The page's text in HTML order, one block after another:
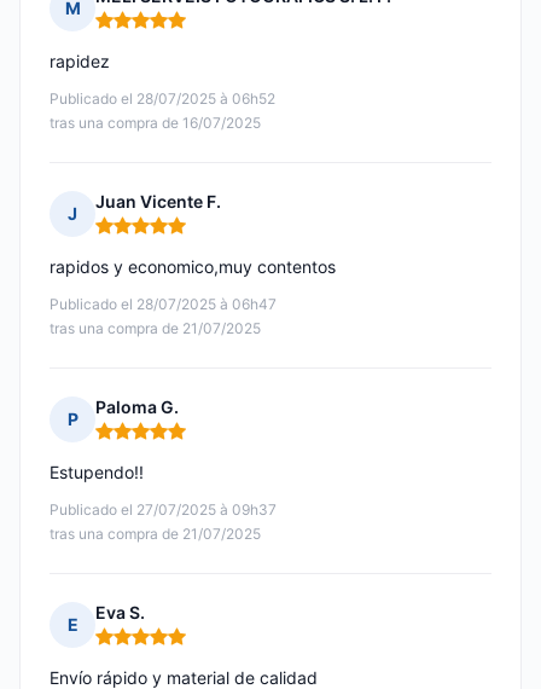
M
Nota: 5 de 5
Publicado el 28/07/2025 à 06h52
tras una compra de 16/07/2025
rapidez
J
Juan Vicente F.
Nota: 5 de 5
Publicado el 28/07/2025 à 06h47
tras una compra de 21/07/2025
rapidos y economico,muy contentos
P
Paloma G.
Nota: 5 de 5
Publicado el 27/07/2025 à 09h37
tras una compra de 21/07/2025
Estupendo!!
E
Eva S.
Nota: 5 de 5
Envío rápido y material de calidad